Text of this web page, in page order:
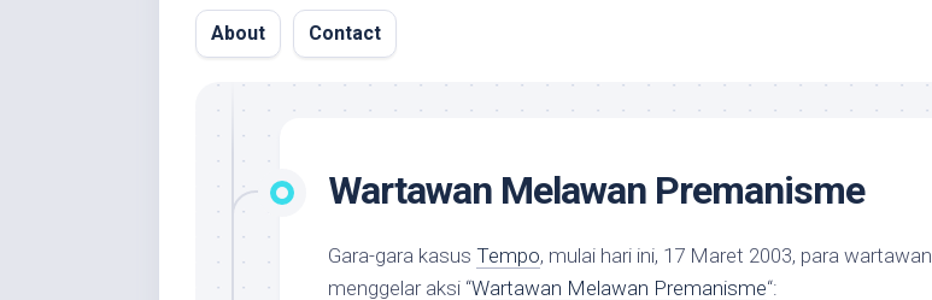
About Contact
Wartawan Melawan Premanisme
Gara-gara kasus Tempo, mulai hari ini, 17 Maret 2003, para wartawan
menggelar aksi “Wartawan Melawan Premanisme“: